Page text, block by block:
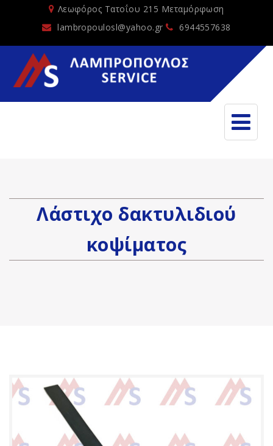
Λεωφόρος Τατοΐου 215 Μεταμόρφωση
lambropoulosl@yahoo.gr
6944557638
Λάστιχο δακτυλιδιού
κοψίματος